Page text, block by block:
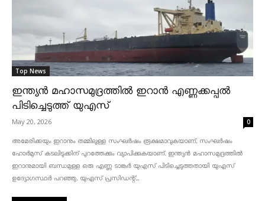
Top News
ഇന്ത്യൻ മഹാസമുദ്രത്തിൽ ഇറാൻ എണ്ണക്കപ്പൽ
പിടിച്ചെടുത്ത് യുഎസ്
May 20, 2026 0
അമേരിക്കയും ഇറാനും തമ്മിലുള്ള സംഘർഷം രൂക്ഷമാവുകയാണ്. സംഘർഷം
ഹോർമുസ് കടലിടുക്കിന് പുറത്തേക്കും വ്യാപിക്കുകയാണ്. ഇന്ത്യൻ മഹാസമുദ്രത്തിൽ
ഇറാനുമായി ബന്ധമുള്ള ഒരു എണ്ണ ടാങ്കർ യുഎസ് പിടിച്ചെടുത്തതായി യുഎസ്
ഉദ്യോഗസ്ഥർ പറഞ്ഞു. യുഎസ് പ്രസിഡന്റ്...